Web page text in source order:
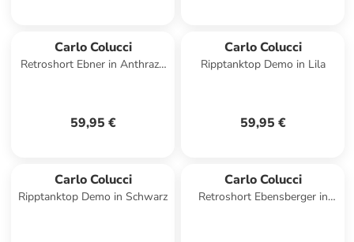
Carlo Colucci
Retroshort Ebner in Anthrazit
59,95 €
Carlo Colucci
Ripptanktop Demo in Lila
59,95 €
Carlo Colucci
Ripptanktop Demo in Schwarz
Carlo Colucci
Retroshort Ebensberger in